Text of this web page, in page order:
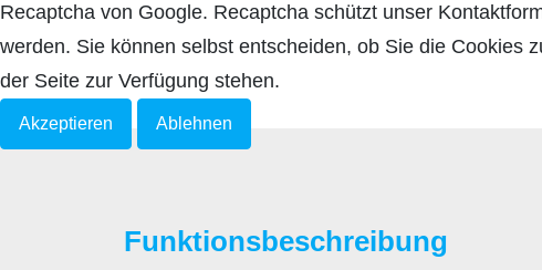
Funktionsbeschreibung
Recaptcha von Google. Recaptcha schützt unser
werden. Sie können selbst entscheiden, ob Sie die Cookies
der Seite zur Verfügung stehen.
Akzeptieren Ablehnen